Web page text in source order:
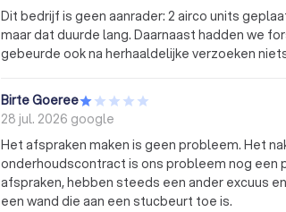
Dit bedrijf is geen aanrader: 2 airco units
maar dat duurde lang. Daarnaast hadden we
gebeurde ook na herhaaldelijke verzoeken
Birte Goeree
28 jul. 2026 google
Het afspraken maken is geen probleem. Het
onderhoudscontract is ons probleem nog een
afspraken, hebben steeds een ander excuus
een wand die aan een stucbeurt toe is.